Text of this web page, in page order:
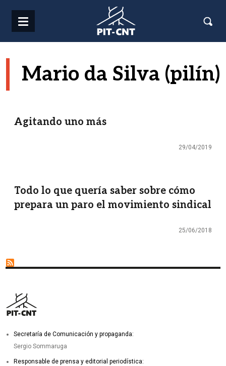
Mario da Silva (pilín)
Agitando uno más
29/04/2019
Todo lo que quería saber sobre cómo
prepara un paro el movimiento sindical
25/06/2018
Secretaría de Comunicación y propaganda:
Sergio Sommaruga
Responsable de prensa y editorial periodística: